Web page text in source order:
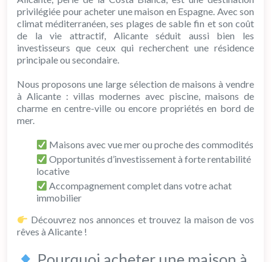
privilégiée pour acheter une maison en Espagne. Avec son
climat méditerranéen, ses plages de sable fin et son coût
de la vie attractif, Alicante séduit aussi bien les
investisseurs que ceux qui recherchent une résidence
principale ou secondaire.
Nous proposons une large sélection de maisons à vendre
à Alicante : villas modernes avec piscine, maisons de
charme en centre-ville ou encore propriétés en bord de
mer.
Maisons avec vue mer ou proche des commodités
Opportunités d’investissement à forte rentabilité
locative
Accompagnement complet dans votre achat
immobilier
Découvrez nos annonces et trouvez la maison de vos
rêves à Alicante !